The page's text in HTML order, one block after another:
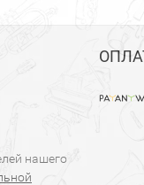
нашего